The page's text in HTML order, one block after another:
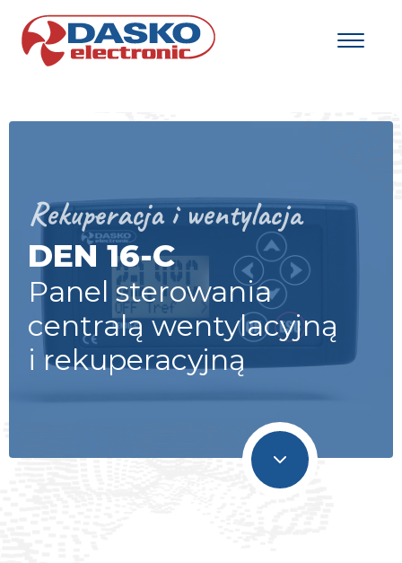
Rekuperacja i wentylacja
DEN 16-C
Panel sterowania
centralą wentylacyjną
i rekuperacyjną